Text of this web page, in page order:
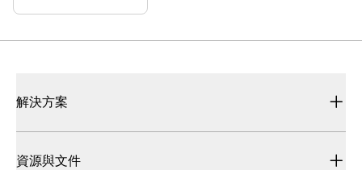
解決方案
資源與文件